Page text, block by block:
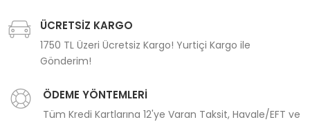
ÜCRETSİZ KARGO
1750 TL Üzeri Ücretsiz Kargo! Yurtiçi Kargo ile
Gönderim!
ÖDEME YÖNTEMLERİ
Tüm Kredi Kartlarına 12'ye Varan Taksit, Havale/EFT ve